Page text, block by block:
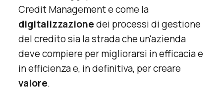
Credit Management e come la
digitalizzazionedei processi di gestione
del credito sia la strada che un'azienda
deve compiere per migliorarsi in efficacia e
in efficienza e, in definitiva, per creare
valore.